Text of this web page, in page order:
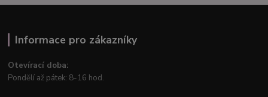
Informace pro zákazníky
Otevírací doba:
Pondělí až pátek: 8-16 hod.